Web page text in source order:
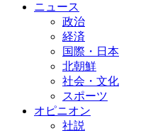
ニュース
政治
経済
国際・日本
北朝鮮
社会・文化
スポーツ
オピニオン
社説